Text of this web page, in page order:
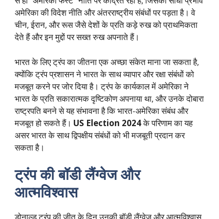
अमेरिका की विदेश नीति और अंतरराष्ट्रीय संबंधों पर पड़ता है। वे
चीन, ईरान, और रूस जैसे देशों के प्रति कड़े रुख को प्राथमिकता
देते हैं और इन मुद्दों पर सख्त रुख अपनाते हैं।
भारत के लिए ट्रंप का जीतना एक अच्छा संकेत माना जा सकता है,
क्योंकि ट्रंप प्रशासन ने भारत के साथ व्यापार और रक्षा संबंधों को
मजबूत करने पर जोर दिया है। ट्रंप के कार्यकाल में अमेरिका ने
भारत के प्रति सकारात्मक दृष्टिकोण अपनाया था, और उनके दोबारा
राष्ट्रपति बनने से यह संभावना है कि भारत-अमेरिका संबंध और
मजबूत हो सकते हैं। US Election 2024के परिणाम का यह
असर भारत के साथ द्विपक्षीय संबंधों को भी मजबूती प्रदान कर
सकता है।
ट्रंप की बॉडी लैंग्वेज और
आत्मविश्वास